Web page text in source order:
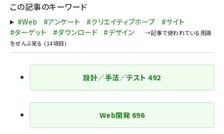
送
り
この記事のキーワード
#Web #アンケート #クリエイティブホープ
#サイト
#ターゲット
#ダウンロード #デザイン
設計／手法／テスト492
Web開発 696